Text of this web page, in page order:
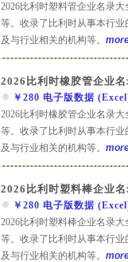
2026比利时塑料管企业名录
等。收录了比利时从事本行
及与行业相关的机构等。
2026比利时橡胶管企业名
￥280 电子版数据
2026比利时橡胶管企业名录
等。收录了比利时从事本行
及与行业相关的机构等。
2026比利时塑料棒企业名
￥280 电子版数据
2026比利时塑料棒企业名录
等。收录了比利时从事本行
及与行业相关的机构等。